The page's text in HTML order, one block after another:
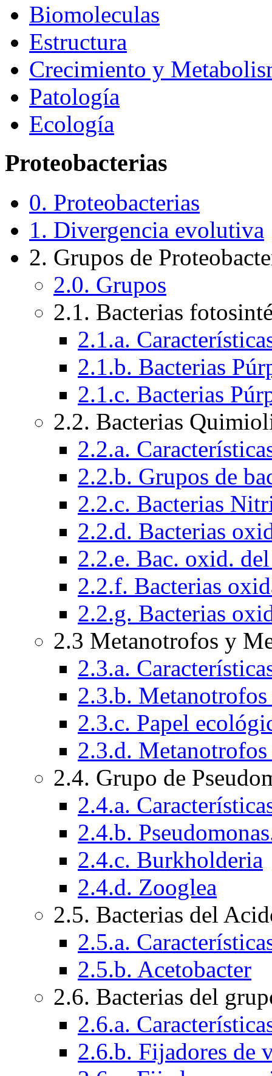
Biomoleculas
Estructura
Crecimiento y
Patología
Ecología
Proteobacterias
0. Proteobacterias
1. Divergencia evolutiva
2. Grupos de
2.0. Grupos
2.1. Bacterias
2.1.a.
2.1.b. Bacterias
2.1.c. Bacterias
2.2. Bacterias
2.2.a.
2.2.b. Grupos de
2.2.c. Bacterias
2.2.d. Bacterias
2.2.e. Bac. oxid.
2.2.f. Bacterias
2.2.g. Bacterias
2.3 Metanotrofos y
2.3.a.
2.3.b.
2.3.c. Papel
2.3.d.
2.4. Grupo de
2.4.a.
2.4.b.
2.4.c. Burkholderia
2.4.d. Zooglea
2.5. Bacterias del
2.5.a.
2.5.b. Acetobacter
2.6. Bacterias del
2.6.a.
2.6.b. Fijadores de